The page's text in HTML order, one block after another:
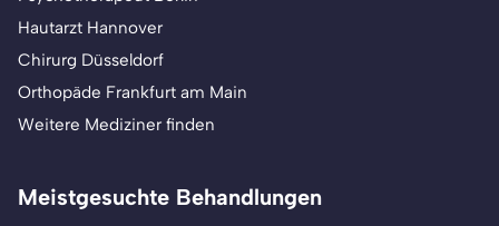
Hautarzt Hannover
Chirurg Düsseldorf
Orthopäde Frankfurt am Main
Weitere Mediziner finden
Meistgesuchte Behandlungen